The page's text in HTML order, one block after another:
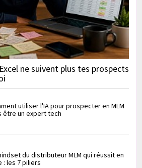
ne suivent plus tes prospects
utiliser l'IA pour prospecter en MLM
être un expert tech
du distributeur MLM qui réussit en
: les 7 piliers